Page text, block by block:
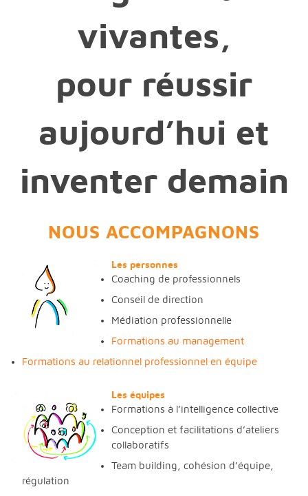
vivantes,
pour réussir
aujourd’hui et
inventer demain
NOUS ACCOMPAGNONS
Les personnes
Coaching de professionnels
Conseil de direction
Médiation professionnelle
Formations au management
Formations au relationnel professionnel en équipe
Les équipes
Formations à l’intelligence collective
Conception et facilitations d’ateliers
collaboratifs
Team building, cohésion d’équipe,
régulation